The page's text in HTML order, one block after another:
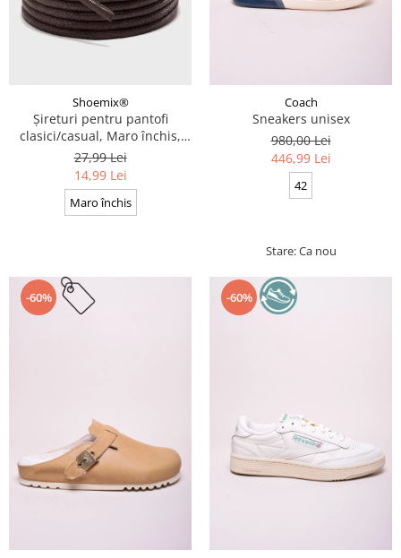
Shoemix®
Șireturi pentru pantofi
clasici/casual, Maro închis,
Cerate, Calitate premium, 110
cm x 0.3 cm
27,99 Lei
14,99 Lei
Maro închis
Coach
Sneakers unisex
980,00 Lei
446,99 Lei
42
Stare: Ca nou
-60% -60%